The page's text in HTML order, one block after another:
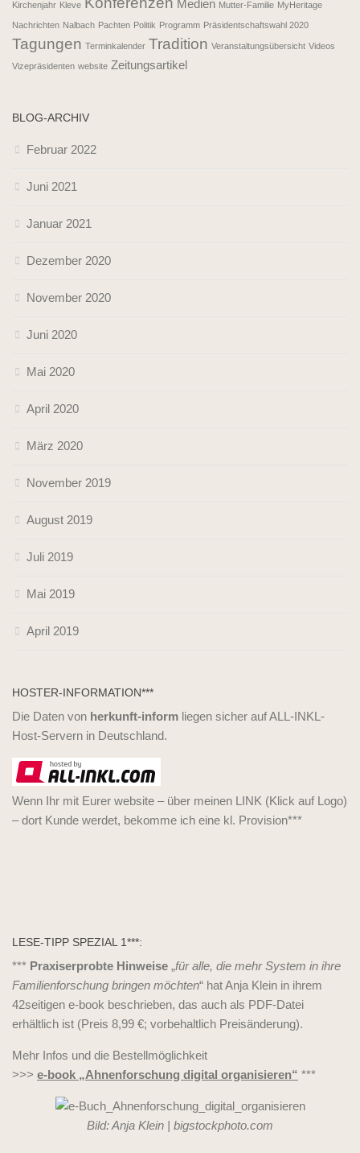
Kirchenjahr Kleve Medien Mutter-Familie MyHeritage
Nachrichten Nalbach Pachten Politik Programm Präsidentschaftswahl 2020
Tagungen Terminkalender Tradition Veranstaltungsübersicht Videos
Vizepräsidenten website Zeitungsartikel
BLOG-ARCHIV
Februar 2022
Juni 2021
Januar 2021
Dezember 2020
November 2020
Juni 2020
Mai 2020
April 2020
März 2020
November 2019
August 2019
Juli 2019
Mai 2019
April 2019
HOSTER-INFORMATION***
Die Daten von herkunft-inform liegen sicher auf ALL-INKL-
Host-Servern in Deutschland.
Wenn Ihr mit Eurer website – über meinen LINK (Klick auf Logo)
– dort Kunde werdet, bekomme ich eine kl. Provision***
LESE-TIPP SPEZIAL 1***:
*** Praxiserprobte Hinweise „für alle, die mehr System in ihre
Familienforschung bringen möchten“ hat Anja Klein in ihrem
42seitigen e-book beschrieben, das auch als PDF-Datei
erhältlich ist (Preis 8,99 €; vorbehaltlich Preisänderung).
Mehr Infos und die Bestellmöglichkeit
>>> e-book „Ahnenforschung digital organisieren“ ***
Bild: Anja Klein | bigstockphoto.com